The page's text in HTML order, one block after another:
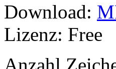
Download:
Lizenz: Free
Anzahl